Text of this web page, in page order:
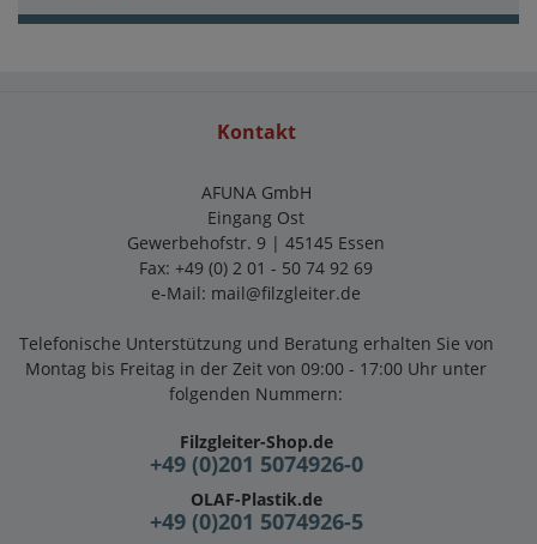
Kontakt
AFUNA GmbH
Eingang Ost
Gewerbehofstr. 9 | 45145 Essen
Fax: +49 (0) 2 01 - 50 74 92 69
e-Mail: mail@filzgleiter.de
Telefonische Unterstützung und Beratung erhalten Sie von
Montag bis Freitag in der Zeit von 09:00 - 17:00 Uhr unter
folgenden Nummern:
Filzgleiter-Shop.de
+49 (0)201 5074926-0
OLAF-Plastik.de
+49 (0)201 5074926-5